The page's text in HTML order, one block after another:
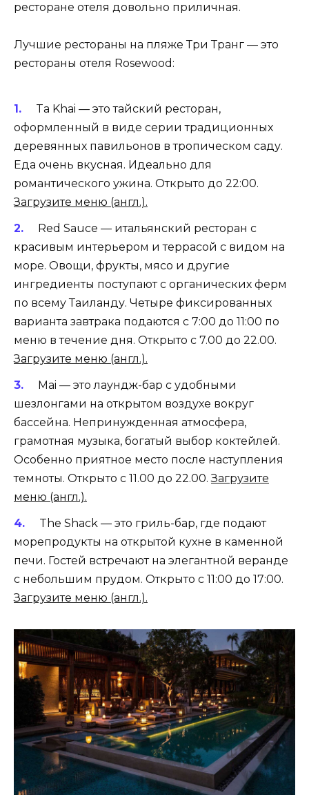
ресторане отеля довольно приличная.
Лучшие рестораны на пляже Три Транг — это
рестораны отеля Rosewood:
Ta Khai — это тайский ресторан,
оформленный в виде серии традиционных
деревянных павильонов в тропическом саду.
Еда очень вкусная. Идеально для
романтического ужина. Открыто до 22:00.
Загрузите меню (англ.).
Red Sauce — итальянский ресторан с
красивым интерьером и террасой с видом на
море. Овощи, фрукты, мясо и другие
ингредиенты поступают с органических ферм
по всему Таиланду. Четыре фиксированных
варианта завтрака подаются с 7:00 до 11:00 по
меню в течение дня. Открыто с 7.00 до 22.00.
Загрузите меню (англ.).
Mai — это лаундж-бар с удобными
шезлонгами на открытом воздухе вокруг
бассейна. Непринужденная атмосфера,
грамотная музыка, богатый выбор коктейлей.
Особенно приятное место после наступления
темноты. Открыто с 11.00 до 22.00.Загрузите
меню (англ.).
The Shack — это гриль-бар, где подают
морепродукты на открытой кухне в каменной
печи. Гостей встречают на элегантной веранде
с небольшим прудом. Открыто с 11:00 до 17:00.
Загрузите меню (англ.).